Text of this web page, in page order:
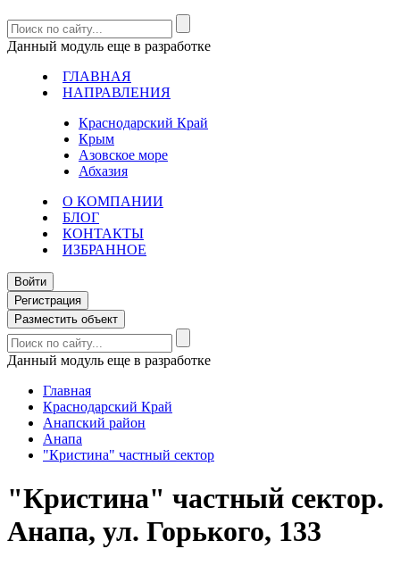
Данный модуль еще в разработке
ГЛАВНАЯ
НАПРАВЛЕНИЯ
Краснодарский Край
Крым
Азовское море
Абхазия
О КОМПАНИИ
БЛОГ
КОНТАКТЫ
ИЗБРАННОЕ
Войти
Регистрация
Разместить объект
Данный модуль еще в разработке
Главная
Краснодарский Край
Анапский район
Анапа
"Кристина" частный сектор
"Кристина" частный сектор.
Анапа, ул. Горького, 133